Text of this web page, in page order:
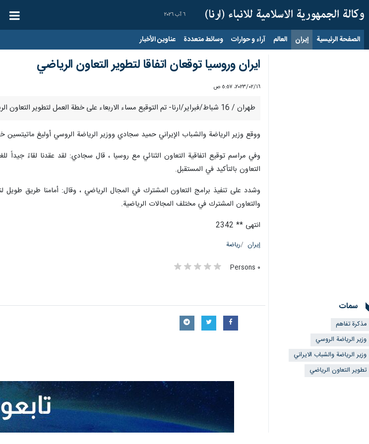
٦ آب ٢٠٢٦
الصفحة الرئيسية إيران العالم آراء و حوارات وسائط متعددة عناوين الأخبار
ايران وروسيا توقعان اتفاقا لتطوير التعاون الرياضي
١٦‏/٠٢‏/٢٠٢٣، ٥:٥٧ ص
طهران / 16 شباط/فبراير/ارنا- تم التوقيع مساء الاربعاء على خطة العمل لتطوير التعاون الرياضي بين الجمهورية الاسلامية الايرانية وروسيا بحضور وزيري الرياضة في البلدين.
ووقع وزير الرياضة والشباب الإيراني حميد سجادي ووزير الرياضة الروسي أوليغ ماتيتسين
وفي مراسم توقيع اتفاقية التعاون الثنائي مع روسيا ، قال سجادي: لقد عقدنا لقاءً
التعاون بالتأكيد في المستقبل.
وشدد على تنفيذ برامج التعاون المشترك في المجال الرياضي ، وقال: أمامنا طريق
والتعاون المشترك في مختلف المجالات الرياضية.
انتهى ** 2342
إيران رياضة
٠ Persons
سمات
مذكرة تفاهم
وزير الرياضة الروسي
وزير الرياضة والشباب الايراني
تطوير التعاون الرياضي